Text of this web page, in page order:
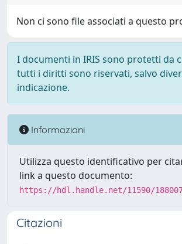
Non ci sono file associati a questo
I documenti in IRIS sono protetti da
tutti i diritti sono riservati, salvo
indicazione.
Informazioni
Utilizza questo identificativo per
link a questo documento:
https://hdl.handle.net/11590/
Citazioni